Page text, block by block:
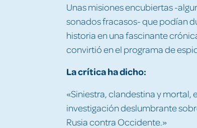
Unas misiones encubiertas -
sonados fracasos- que podían
historia en una fascinante
convirtió en el programa de
La crítica ha dicho:
«Siniestra, clandestina y mortal,
investigación deslumbrante
Rusia contra Occidente.»